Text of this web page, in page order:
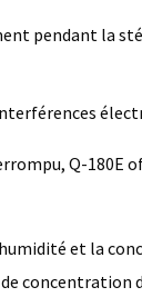
pendant la
Q-180E
et la
concentration